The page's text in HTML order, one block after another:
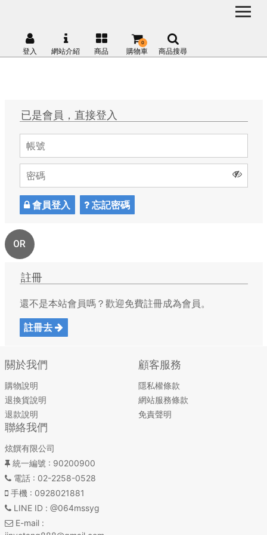
登入 網站介紹 商品 購物車
0
商品搜尋
已是會員，直接登入
會員登入 忘記密碼
OR
註冊
還不是本站會員嗎？歡迎免費註冊成為會員。
註冊去
關於我們
購物說明
退換貨說明
退款說明
顧客服務
隱私權條款
網站服務條款
免責聲明
聯絡我們
炫饌有限公司
統一編號 : 90200900
電話: 02-2258-0528
手機 : 0928021881
LINE ID : @064mssyg
E-mail: